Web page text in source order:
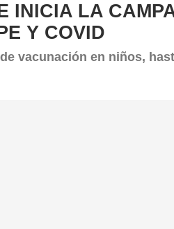
INICIA LA
Y COVID
vacunación en niños,